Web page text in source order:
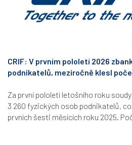
CRIF: V prvním pololetí 2026
podnikatelů, meziročně klesl
Za první pololetí letošního roku
3 260 fyzických osob podnikatelů,
prvních šesti měsících roku 2025.